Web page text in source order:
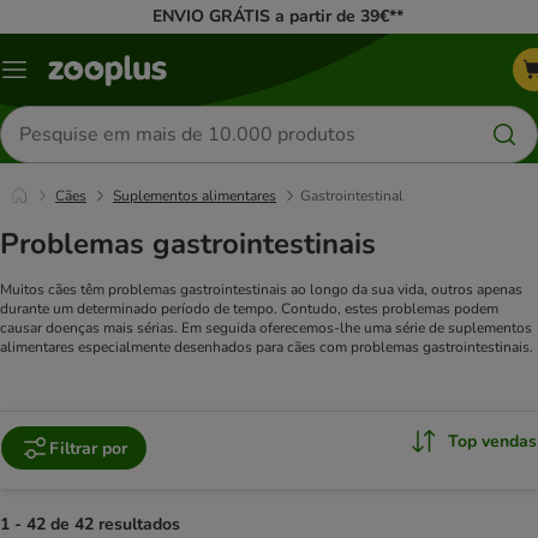
ENVIO GRÁTIS a partir de 39€**
Menu
Pesquisar
produtos
Cães Suplementos alimentares Gastrointestinal
Problemas gastrointestinais
Muitos cães têm problemas gastrointestinais ao longo da sua vida, outros apenas
durante um determinado período de tempo. Contudo, estes problemas podem
causar doenças mais sérias. Em seguida oferecemos-lhe uma série de suplementos
alimentares especialmente desenhados para cães com problemas gastrointestinais.
Filtrar por Top vendas
1 - 42 de 42 resultados